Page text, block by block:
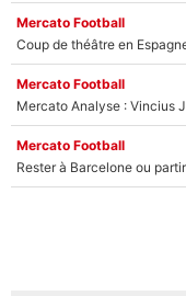
Mercato Football
Mercato Football
Mercato Football